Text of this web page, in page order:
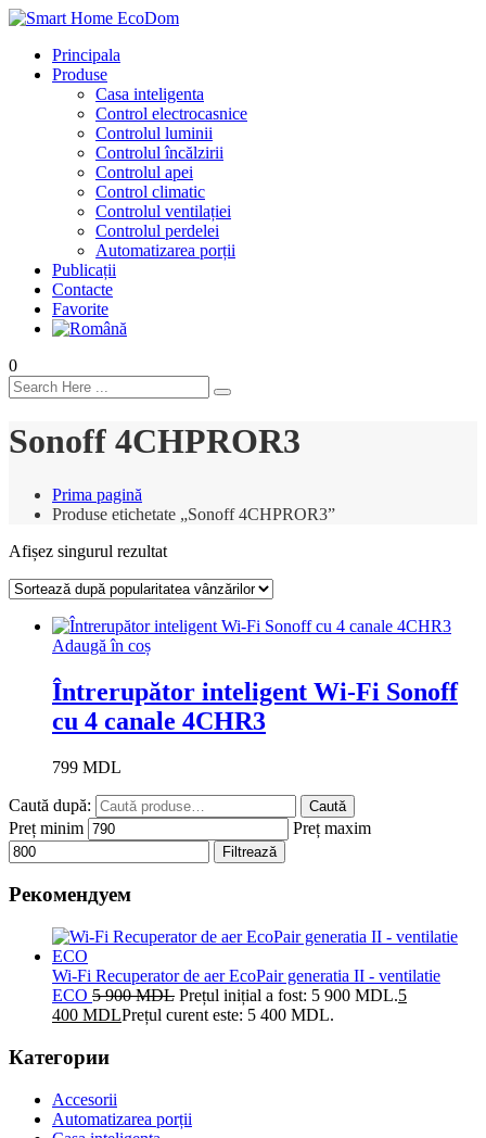
Principala
Produse
Casa inteligenta
Control electrocasnice
Controlul luminii
Controlul încălzirii
Controlul apei
Control climatic
Controlul ventilației
Сontrolul perdelei
Automatizarea porții
Publicații
Contacte
Favorite
0
Sonoff 4CHPROR3
Prima pagină
Produse etichetate „Sonoff 4CHPROR3”
Afișez singurul rezultat
Adaugă în coș
Întrerupător inteligent Wi-Fi Sonoff
cu 4 canale 4CHR3
799 MDL
Caută după: Caută
Preț minim Preț maxim
Filtrează
Рекомендуем
Wi-Fi Recuperator de aer EcoPair generatia II - ventilatie
ECO 5 900MDL Prețul inițial a fost: 5 900 MDL.5
400 MDLPrețul curent este: 5 400 MDL.
Категории
Accesorii
Automatizarea porții